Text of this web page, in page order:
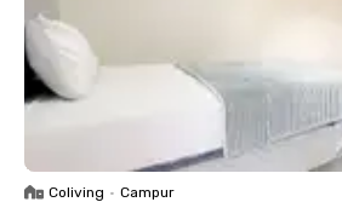
Coliving • Campur